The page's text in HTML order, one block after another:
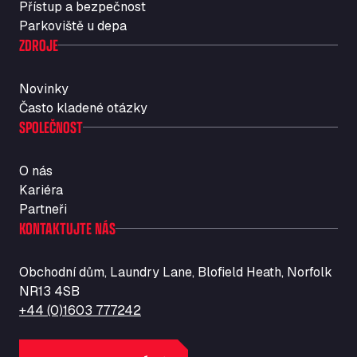
Str. Vigentina, 205 km 5+380, 27010
Autotransit Amann
Auf dem Dreisch 8, 34346
Vasilikos Intersection E90, 46 100
AW Jenkinson Runcorn Truck Parking
Ashville Way, WA7 3EZ
M6 J40, Penrith Industrial Estate, CA11 9EH
Backline Logistics Limited
Hill Barton Business park, EX5 1DR
Ballestas Flores
Ballinluig Services
Ballinluig, PH9 0LG
Bapaume Truck House A1
ZI de la Vallée du Bois EST, 62450
Přístup a bezpečnost
Parkoviště u depa
ZDROJE
Novinky
Často kladené otázky
SPOLEČNOST
O nás
Kariéra
Partneři
KONTAKTUJTE NÁS
Obchodní dům, Laundry Lane, Blofield Heath, Norfolk
NR13 4SB
+44 (0)1603 777242